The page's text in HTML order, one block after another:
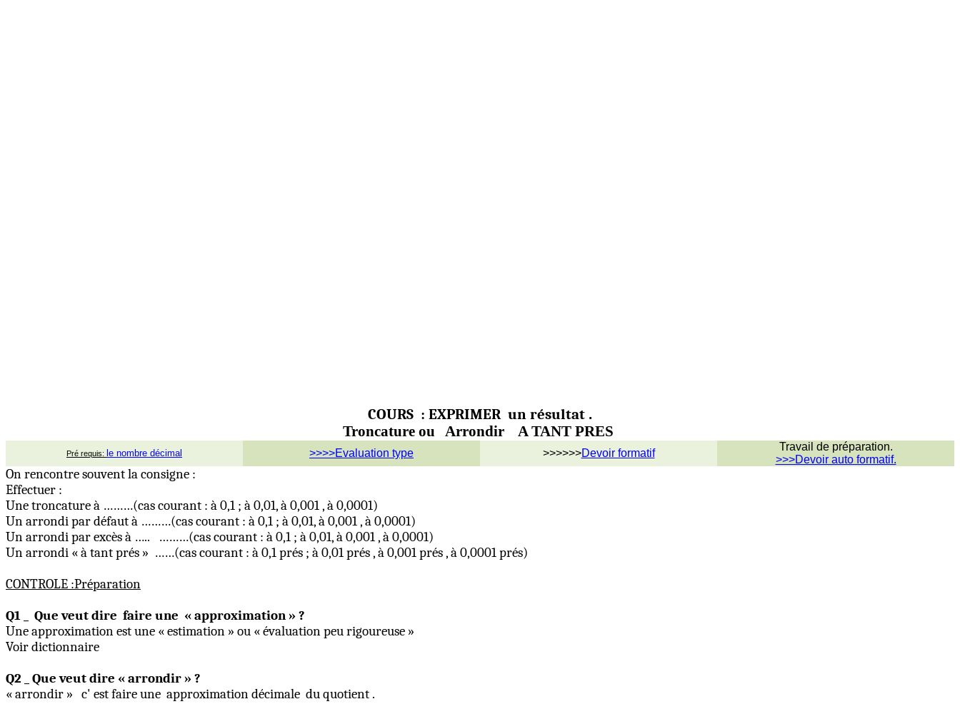
COURS : EXPRIMER un résultat .
Troncature ou Arrondir A TANT PRES
Pré requis: le nombre décimal >>>>Evaluation type >>>>>>Devoir formatif
Travail de préparation.
>>>Devoir auto formatif.
On rencontre souvent la consigne :
Effectuer :
Une troncature à ………(cas courant : à 0,1 ; à 0,01, à 0,001 , à 0,0001)
Un arrondi par défaut à ………(cas courant : à 0,1 ; à 0,01, à 0,001 , à 0,0001)
Un arrondi par excès à …..
………(cas courant : à 0,1 ; à 0,01, à 0,001 , à 0,0001)
Un arrondi « à tant prés » ……(cas courant : à 0,1 prés ; à 0,01 prés , à 0,001 prés , à 0,0001 prés)
CONTROLE :Préparation
Q1 _
Que veut dire faire une « approximation » ?
Une approximation est une « estimation » ou « évaluation peu rigoureuse »
Voir dictionnaire
Q2 _ Que veut dire « arrondir » ?
« arrondir » c' estfaire une approximation décimale du quotient .